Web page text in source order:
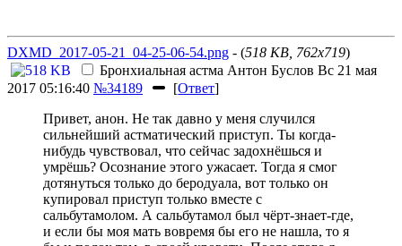
DXMD_2017-05-21_04-25-06-54.png - (518 KB, 762x719)
Бронхиальная астма Антон Буслов Вс 21 мая
2017 05:16:40 №34189 [Ответ]
Привет, анон. Не так давно у меня случился
сильнейший астматический приступ. Ты когда-
нибудь чувствовал, что сейчас задохнёшься и
умрёшь? Осознание этого ужасает. Тогда я смог
дотянуться только до беродуала, вот только он
купировал приступ только вместе с
сальбутамолом. А сальбутамол был чёрт-знает-где,
и если бы моя мать вовремя бы его не нашла, то я